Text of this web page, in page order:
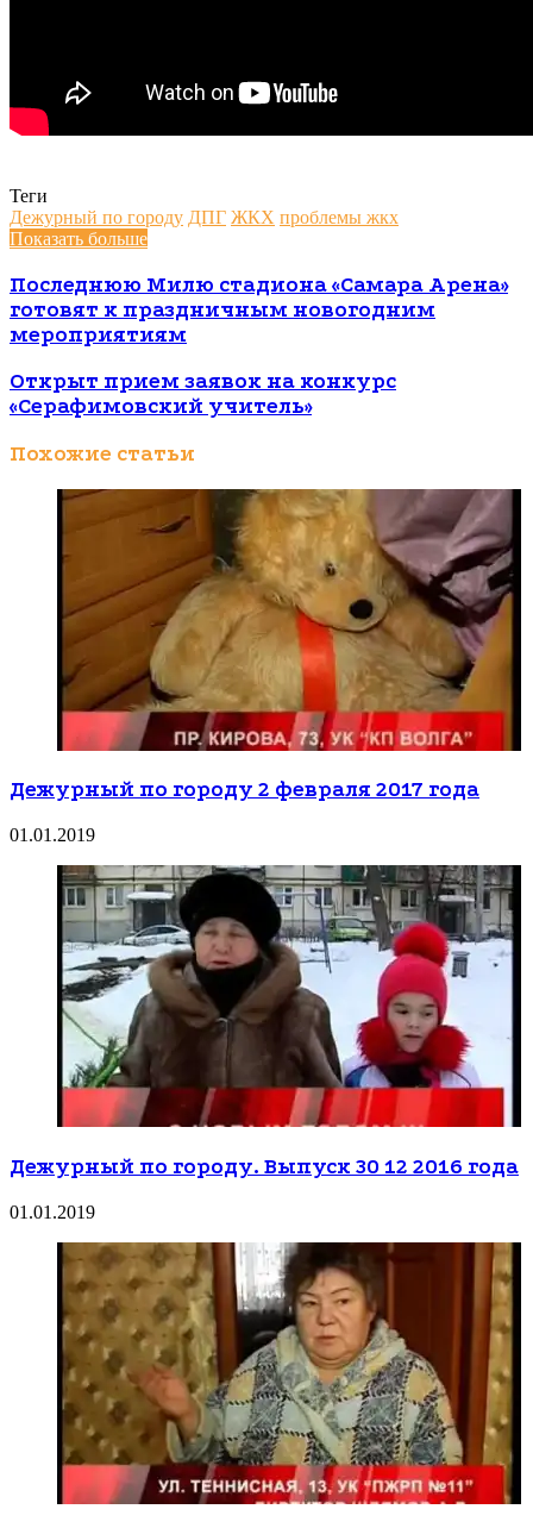
Теги
Дежурный по городу ДПГ ЖКХ проблемы жкх
Показать больше
Последнюю Милю стадиона «Самара Арена»
готовят к праздничным новогодним
мероприятиям
Открыт прием заявок на конкурс
«Серафимовский учитель»
Похожие статьи
Дежурный по городу 2 февраля 2017 года
01.01.2019
Дежурный по городу. Выпуск 30 12 2016 года
01.01.2019